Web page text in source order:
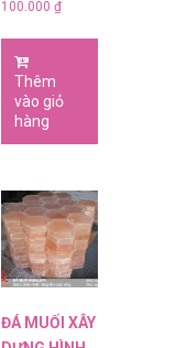
100.000 ₫
Thêm
vào giỏ
hàng
ĐÁ MUỐI XÂY